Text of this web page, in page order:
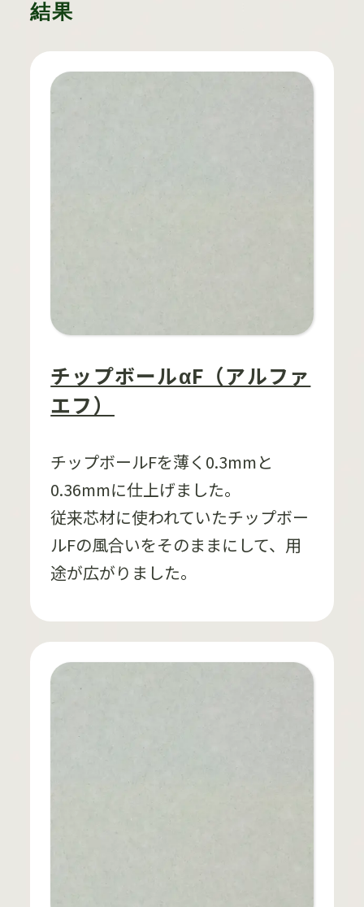
結果
チップボールαF（アルファ
エフ）
チップボールFを薄く0.3mmと
0.36mmに仕上げました。
従来芯材に使われていたチップボー
ルFの風合いをそのままにして、用
途が広がりました。